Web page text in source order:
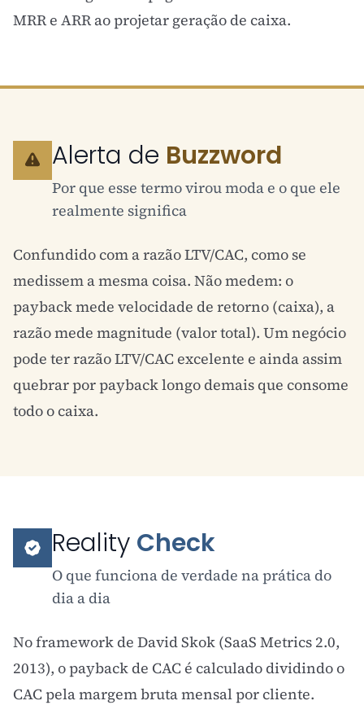
MRR e ARR ao projetar geração de caixa.
Alerta de Buzzword
Por que esse termo virou moda e o que ele
realmente significa
Confundido com arazão LTV/CAC, como se
medissem a mesma coisa. Não medem: o
payback mede velocidade de retorno (caixa), a
razão mede magnitude (valor total). Um negócio
pode ter razão LTV/CACexcelente e ainda assim
quebrar por payback longo demais que consome
todo o caixa.
Reality Check
O que funciona de verdade na prática do
dia a dia
No framework de David Skok (SaaS Metrics 2.0,
2013), o payback de CACé calculado dividindo o
CAC pela margem bruta mensal por cliente.